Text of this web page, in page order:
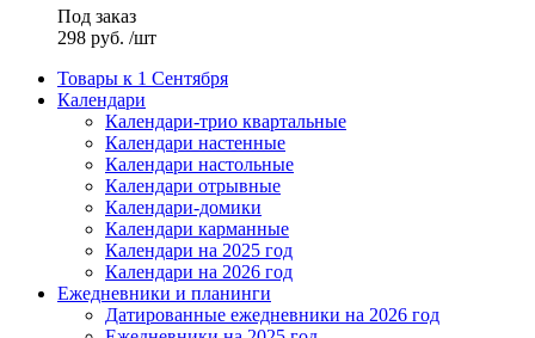
Под заказ
298 руб. /шт
Товары к 1 Сентября
Календари
Календари-трио квартальные
Календари настенные
Календари настольные
Календари отрывные
Календари-домики
Календари карманные
Календари на 2025 год
Календари на 2026 год
Ежедневники и планинги
Датированные ежедневники на 2026 год